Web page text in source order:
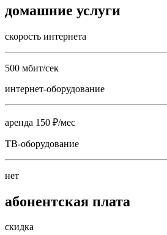
домашние услуги
скорость интернета
500 мбит/сек
интернет-оборудование
аренда 150 ₽/мес
ТВ-оборудование
нет
абонентская плата
скидка